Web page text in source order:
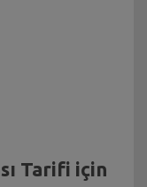
Tarifi için